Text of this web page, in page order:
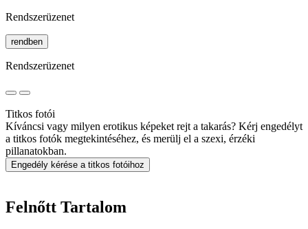
Rendszerüzenet
rendben
Rendszerüzenet
Titkos fotói
Kíváncsi vagy milyen erotikus képeket rejt a takarás? Kérj engedélyt
a titkos fotók megtekintéséhez, és merülj el a szexi, érzéki
pillanatokban.
Engedély kérése a titkos fotóihoz
Felnőtt Tartalom